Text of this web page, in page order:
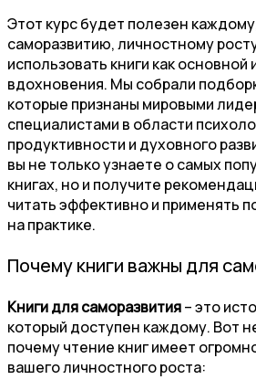
Этот курс будет полезен
саморазвитию, личностному
использовать книги как основной
вдохновения. Мы собрали
которые признаны мировыми
специалистами в области
продуктивности и духовного
вы не только узнаете о самых
книгах, но и получите
читать эффективно и применять
на практике.
Почему книги важны для
Книги для саморазвития– это
который доступен каждому. Вот
почему чтение книг имеет
вашего личностного роста: